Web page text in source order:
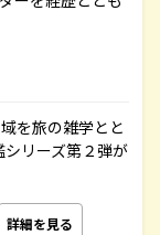
を旅の雑学とと
リーズ第２弾が
詳細を見る